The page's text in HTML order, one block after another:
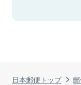
日本郵便トップ